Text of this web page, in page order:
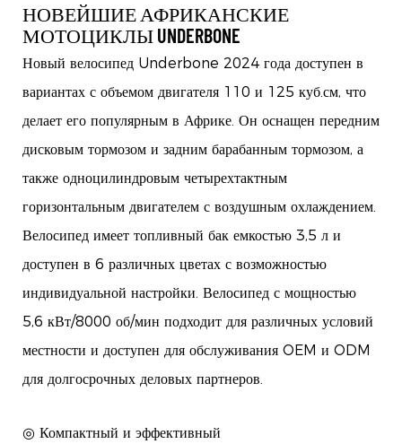
НОВЕЙШИЕ АФРИКАНСКИЕ
МОТОЦИКЛЫ UNDERBONE
Новый велосипед Underbone 2024 года доступен в
вариантах с объемом двигателя 110 и 125 куб.см, что
делает его популярным в Африке. Он оснащен передним
дисковым тормозом и задним барабанным тормозом, а
также одноцилиндровым четырехтактным
горизонтальным двигателем с воздушным охлаждением.
Велосипед имеет топливный бак емкостью 3,5 л и
доступен в 6 различных цветах с возможностью
индивидуальной настройки. Велосипед с мощностью
5,6 кВт/8000 об/мин подходит для различных условий
местности и доступен для обслуживания OEM и ODM
для долгосрочных деловых партнеров.
◎ Компактный и эффективный